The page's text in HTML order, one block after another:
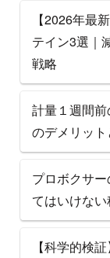
【2026年最
テイン3選｜
戦略
計量１週間
のデメリッ
プロボクサ
てはいけな
【科学的検